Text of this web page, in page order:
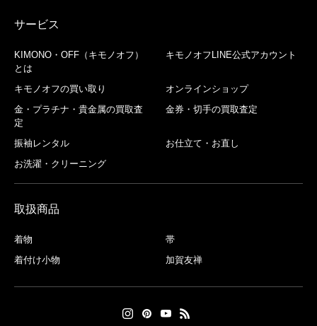
サービス
KIMONO・OFF（キモノオフ）
とは
キモノオフLINE公式アカウント
キモノオフの買い取り
オンラインショップ
金・プラチナ・貴金属の買取査
定
金券・切手の買取査定
振袖レンタル
お仕立て・お直し
お洗濯・クリーニング
取扱商品
着物
帯
着付け小物
加賀友禅